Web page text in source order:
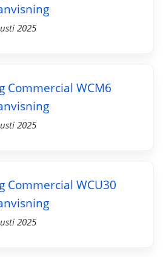
2025
Commercial WCM6
2025
Commercial WCU30
2025